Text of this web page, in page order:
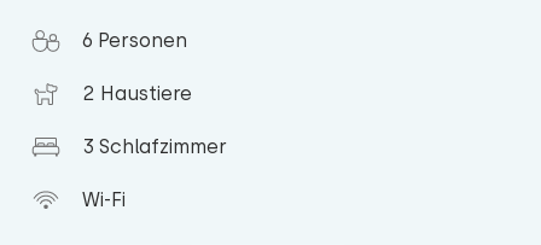
6 Personen
2 Haustiere
3 Schlafzimmer
Wi-Fi